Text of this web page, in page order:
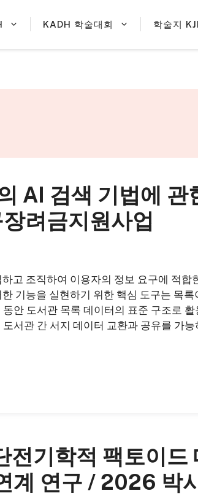
KADH 학술대회 학술지
AI 검색 기법에 관
려금지원사업
고 조직하여 이용자의 정보 요구에 적합
기능을 실현하기 위한 핵심 도구는 목록
안 도서관 목록 데이터의 표준 구조로
서관 간 서지 데이터 교환과 공유를 가
전기학적 팩토이드
계 연구 / 2026 박